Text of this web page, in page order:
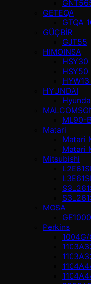
GETEQA
GTQA
GÜÇBİR
GJT55
HIMOINSA
HSY30
HSY50
HYUNDAI
ML90-
Matari
Matari
Matari
Mitsubishi
MOSA
Perkins
1004G/